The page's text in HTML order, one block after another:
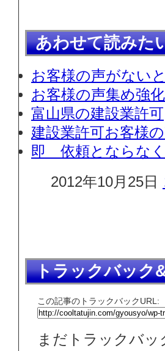
あわせて読みた
お客様の声がない
お客様の声集め強
富山県の建設業許可
建設業許可お客様
即 依頼とならな
2012年10月25日
トラックバック
この記事のトラックバックURL:
まだトラックバ